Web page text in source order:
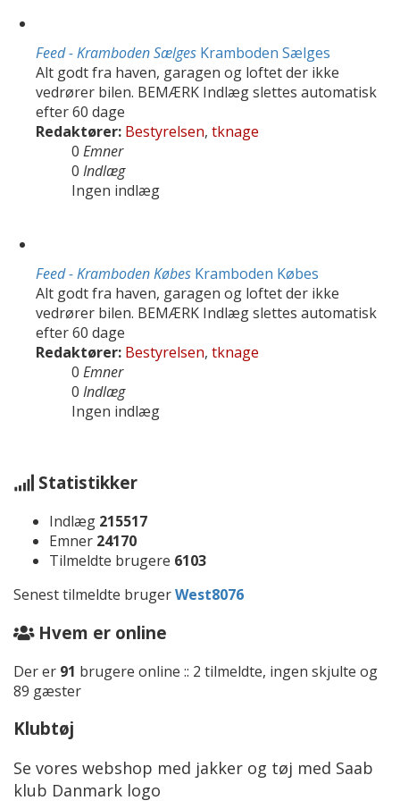
Feed - Kramboden Sælges Kramboden Sælges
Alt godt fra haven, garagen og loftet der ikke
vedrører bilen. BEMÆRK Indlæg slettes automatisk
efter 60 dage
Redaktører: Bestyrelsen, tknage
0 Emner
0 Indlæg
Ingen indlæg
Feed - Kramboden Købes Kramboden Købes
Alt godt fra haven, garagen og loftet der ikke
vedrører bilen. BEMÆRK Indlæg slettes automatisk
efter 60 dage
Redaktører: Bestyrelsen, tknage
0 Emner
0 Indlæg
Ingen indlæg
Statistikker
Indlæg 215517
Emner 24170
Tilmeldte brugere 6103
Senest tilmeldte brugerWest8076
Hvem er online
Der er 91 brugere online :: 2 tilmeldte, ingen skjulte og
89 gæster
Klubtøj
Se vores webshop med jakker og tøj med Saab
klub Danmark logo